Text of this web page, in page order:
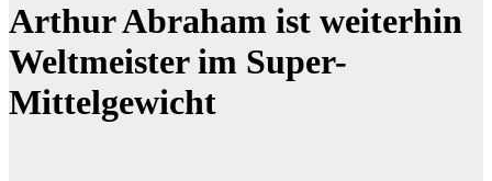
Arthur Abraham ist weiterhin
Weltmeister im Super-
Mittelgewicht